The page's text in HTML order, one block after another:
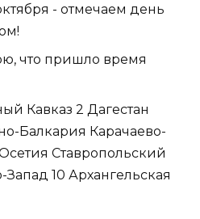
- отмечаем день
что пришло время
Кавказ 2 Дагестан
Балкария Карачаево-
Ставропольский
10 Архангельская